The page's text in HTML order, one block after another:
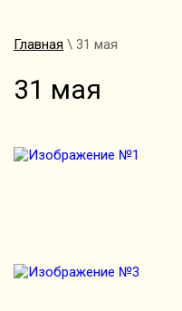
Главная \ 31 мая
31 мая